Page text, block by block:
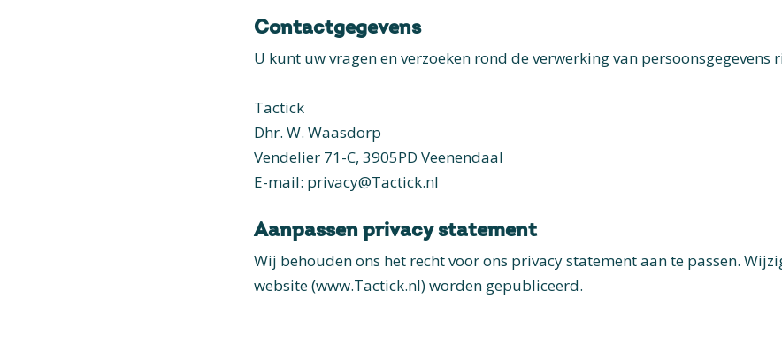
Contactgegevens
U kunt uw vragen en verzoeken rond de verwerking van persoonsgegevens
Tactick
Dhr. W. Waasdorp
Vendelier 71-C, 3905PD Veenendaal
E-mail: privacy@Tactick.nl
Aanpassen privacy statement
Wij behouden ons het recht voor ons privacy statement aan te passen.
website (www.Tactick.nl) worden gepubliceerd.